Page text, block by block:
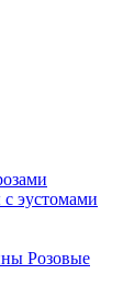
эустомами
Розовые